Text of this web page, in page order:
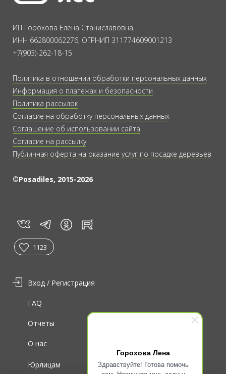
Горохова Лена
Здравствуйте! Готова помочь
ИП Горохова Елена Станиславовна,
ИНН 662800062276, ОГРНИП 311774609001213
+7(903)-262-18-15
Политика в отношении обработки персональных данных
Информация о платежах и безопасности
Политика рассылок
Согласие на обработку персональных данных
Соглашение об использовании сайта
Согласие на рассылку
Публичная оферта на оказание услуг по посадке деревьев
©Posadiles, 2015-2026
vk tg in rt
1123
Вход / Регистрация
Юрлицам
О нас
Отчеты
FAQ